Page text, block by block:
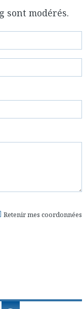
sont modérés.
Retenir mes coordonnées